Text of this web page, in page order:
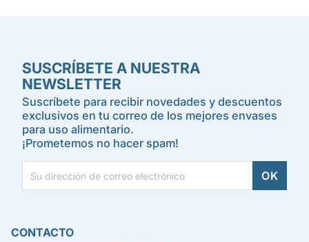
SUSCRÍBETE A NUESTRA
NEWSLETTER
Suscríbete para recibir novedades y descuentos
exclusivos en tu correo de los mejores envases
para uso alimentario.
¡Prometemos no hacer spam!
CONTACTO